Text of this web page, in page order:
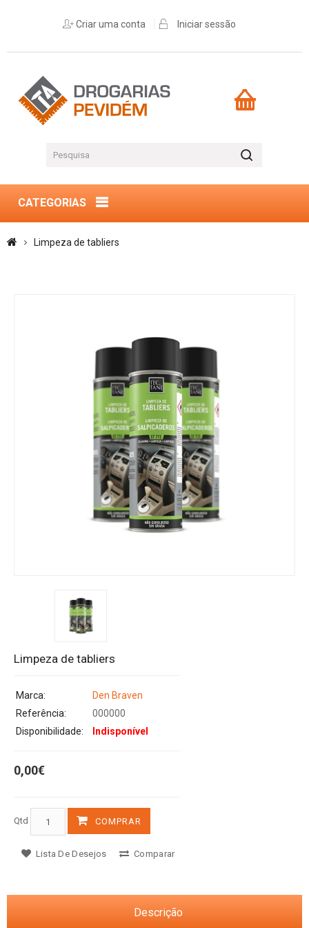
Criar uma conta Iniciar sessão
CATEGORIAS
Limpeza de tabliers
Limpeza de tabliers
Marca:
Den Braven
Referência:
000000
Disponibilidade:
Indisponível
0,00€
Qtd COMPRAR
Lista De Desejos Comparar
Descrição